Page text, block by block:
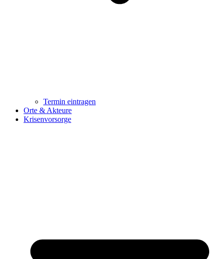
Termin eintragen
Orte & Akteure
Krisenvorsorge